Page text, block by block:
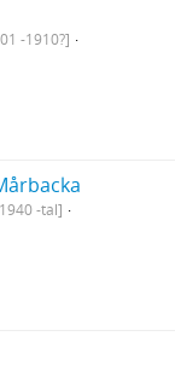
-1910?]
-tal]